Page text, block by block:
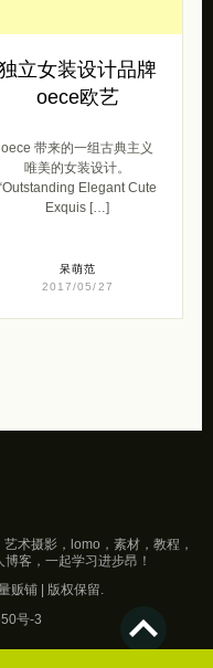
立女装设计品牌
oece欧艺
oece 带来的一组古典主义
唯美的女装设计。
Elegant Cute
Exquis […]
呆萌范
2017/05/27
术摄影，lomo，素材，教程，
客，一起学习进步昂！
贩铺 | 版权保留.
号-3